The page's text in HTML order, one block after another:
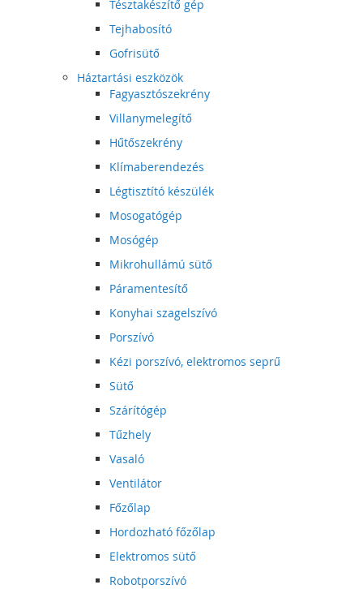
Tésztakészítő gép
Tejhabosító
Gofrisütő
Háztartási eszközök
Fagyasztószekrény
Villanymelegítő
Hűtőszekrény
Klímaberendezés
Légtisztító készülék
Mosogatógép
Mosógép
Mikrohullámú sütő
Páramentesítő
Konyhai szagelszívó
Porszívó
Kézi porszívó, elektromos seprű
Sütő
Szárítógép
Tűzhely
Vasaló
Ventilátor
Főzőlap
Hordozható főzőlap
Elektromos sütő
Robotporszívó